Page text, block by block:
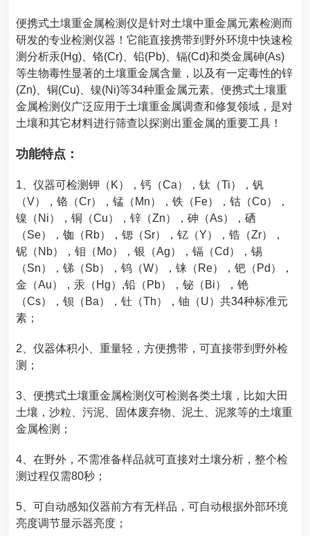
便携式土壤重金属检测仪是针对土壤中重金属元素检测而
研发的专业检测仪器！它能直接携带到野外环境中快速检
测分析汞(Hg)、铬(Cr)、铅(Pb)、镉(Cd)和类金属砷(As)
等生物毒性显著的土壤重金属含量，以及有一定毒性的锌
(Zn)、铜(Cu)、镍(Ni)等34种重金属元素。便携式土壤重
金属检测仪广泛应用于土壤重金属调查和修复领域，是对
土壤和其它材料进行筛查以探测出重金属的重要工具！
功能特点：
1、仪器可检测钾（K），钙（Ca），钛（Ti），钒
（V），铬（Cr），锰（Mn），铁（Fe），钴（Co），
镍（Ni），铜（Cu），锌（Zn），砷（As），硒
（Se），铷（Rb），锶（Sr），钇（Y），锆（Zr），
铌（Nb），钼（Mo），银（Ag），镉（Cd），锡
（Sn），锑（Sb），钨（W），铼（Re），钯（Pd），
金（Au），汞（Hg）,铅（Pb），铋（Bi），铯
（Cs），钡（Ba），钍（Th），铀（U）共34种标准元
素；
2、仪器体积小、重量轻，方便携带，可直接带到野外检
测；
3、便携式土壤重金属检测仪可检测各类土壤，比如大田
土壤，沙粒、污泥、固体废弃物、泥土、泥浆等的土壤重
金属检测；
4、在野外，不需准备样品就可直接对土壤分析，整个检
测过程仅需80秒；
5、可自动感知仪器前方有无样品，可自动根据外部环境
亮度调节显示器亮度；